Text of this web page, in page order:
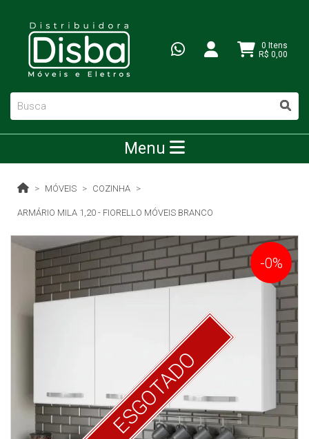
0 Itens
R$ 0,00
Menu
MÓVEIS COZINHA
ARMÁRIO MILA 1,20 - FIORELLO MÓVEIS BRANCO
ESGOTADO
-0%